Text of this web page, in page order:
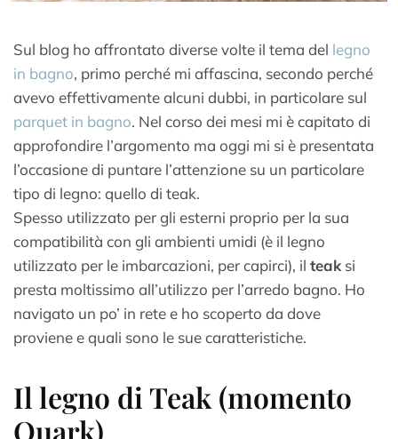
Sul blog ho affrontato diverse volte il tema del legno
in bagno, primo perché mi affascina, secondo perché
avevo effettivamente alcuni dubbi, in particolare sul
parquet in bagno. Nel corso dei mesi mi è capitato di
approfondire l’argomento ma oggi mi si è presentata
l’occasione di puntare l’attenzione su un particolare
tipo di legno: quello di teak.
Spesso utilizzato per gli esterni proprio per la sua
compatibilità con gli ambienti umidi (è il legno
utilizzato per le imbarcazioni, per capirci), il teaksi
presta moltissimo all’utilizzo per l’arredo bagno. Ho
navigato un po’ in rete e ho scoperto da dove
proviene e quali sono le sue caratteristiche.
Il legno di Teak (momento
Quark)